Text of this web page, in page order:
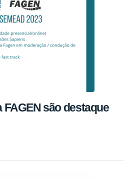
são destaque